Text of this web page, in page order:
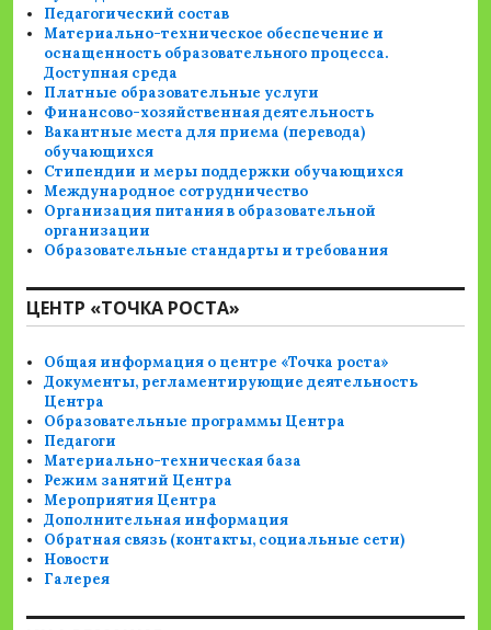
Педагогический состав
Материально-техническое обеспечение и
оснащенность образовательного процесса.
Доступная среда
Платные образовательные услуги
Финансово-хозяйственная деятельность
Вакантные места для приема (перевода)
обучающихся
Стипендии и меры поддержки обучающихся
Международное сотрудничество
Организация питания в образовательной
организации
Образовательные стандарты и требования
ЦЕНТР «ТОЧКА РОСТА»
Общая информация о центре «Точка роста»
Документы, регламентирующие деятельность
Центра
Образовательные программы Центра
Педагоги
Материально-техническая база
Режим занятий Центра
Мероприятия Центра
Дополнительная информация
Обратная связь (контакты, социальные сети)
Новости
Галерея